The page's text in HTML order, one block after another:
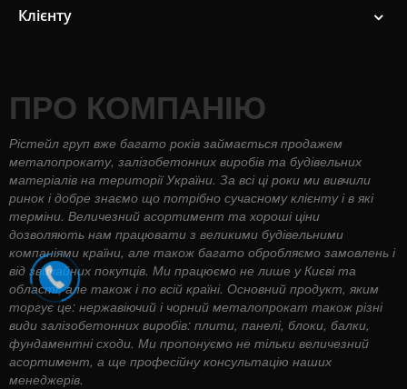
Клієнту
ПРО КОМПАНІЮ
Рістейл груп вже багато років займається продажем
металопрокату, залізобетонних виробів та будівельних
матеріалів на території України. За всі ці роки ми вивчили
ринок і добре знаємо що потрібно сучасному клієнту і в які
терміни. Величезний асортимент та хороші ціни
дозволяють нам працювати з великими будівельними
компаніями країни, але також багато обробляємо замовлень і
від звичайних покупців. Ми працюємо не лише у Києві та
області, але також і по всій країні. Основний продукт, яким
торгує це: нержавіючий і чорний металопрокат також різні
види залізобетонних виробів: плити, панелі, блоки, балки,
фундаментні сходи. Ми пропонуємо не тільки величезний
асортимент, а ще професійну консультацію наших
менеджерів.